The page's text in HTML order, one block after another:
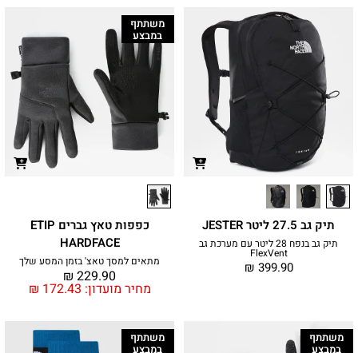
תיק גב 27.5 ליטר JESTER
תיק גב בנפח 28 ליטר עם מערכת גב
FlexVent
₪ 399.90
משתתף
במבצע
כפפות טאץ גברים ETIP
HARDFACE
מתאים למסך טאצ' בזמן המסע שלך
מחיר מועדון: ₪ 172.43
₪ 229.90
משתתף
במבצע
משתתף
במבצע